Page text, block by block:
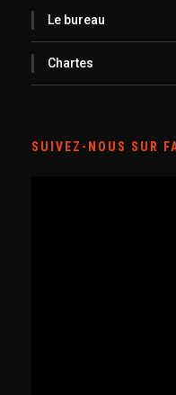
Le bureau
Chartes
SUIVEZ-NOUS SUR